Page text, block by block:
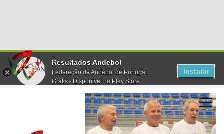
Resultados Andebol
Federação de Andebol de Portugal
Grátis - Disponivel na Play Store
Instalar